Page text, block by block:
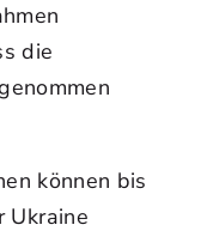
die
können bis
Ukraine